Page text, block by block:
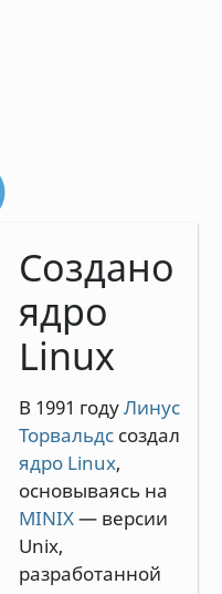
Создано
ядро
Linux
В 1991 годуЛинус
Торвальдс создал
ядро Linux,
основываясь на
MINIX— версии
Unix,
разработанной